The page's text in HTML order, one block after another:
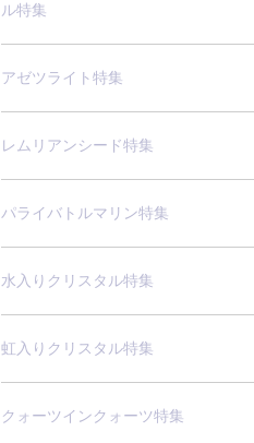
ル特集
アゼツライト特集
レムリアンシード特集
パライバトルマリン特集
水入りクリスタル特集
虹入りクリスタル特集
クォーツインクォーツ特集